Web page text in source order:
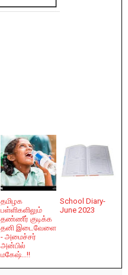
தமிழக
பள்ளிகளிலும்
தண்ணீர் குடிக்க
தனி இடைவேளை
- அமைச்சர்
அன்பில்
மகேஷ்...!!
School Diary-
June 2023